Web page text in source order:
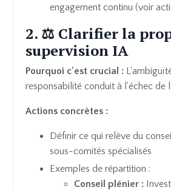
engagement continu (voir
2. ⚖️ Clarifier la
supervision IA
Pourquoi c'est crucial :
responsabilité conduit à l'échec de
Actions concrètes :
Définir ce qui relève du
sous-comités spécialisés
Exemples de répartition :
Conseil plénier :